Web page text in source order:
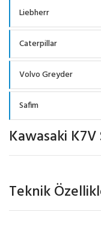
Liebherr
Caterpillar
Volvo Greyder
Safim
Kawasaki
Teknik